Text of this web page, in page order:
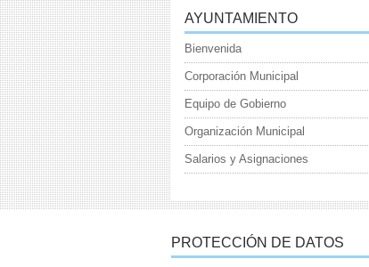
AYUNTAMIENTO
Bienvenida
Corporación Municipal
Equipo de Gobierno
Organización Municipal
Salarios y Asignaciones
PROTECCIÓN DE DATOS